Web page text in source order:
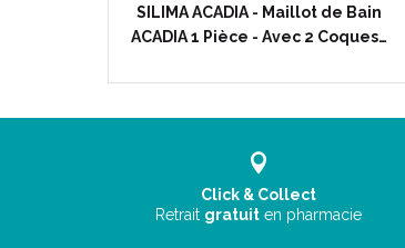
SILIMA ACADIA - Maillot de Bain
ACADIA 1 Pièce - Avec 2 Coques…
Click & Collect
Retrait gratuit en pharmacie